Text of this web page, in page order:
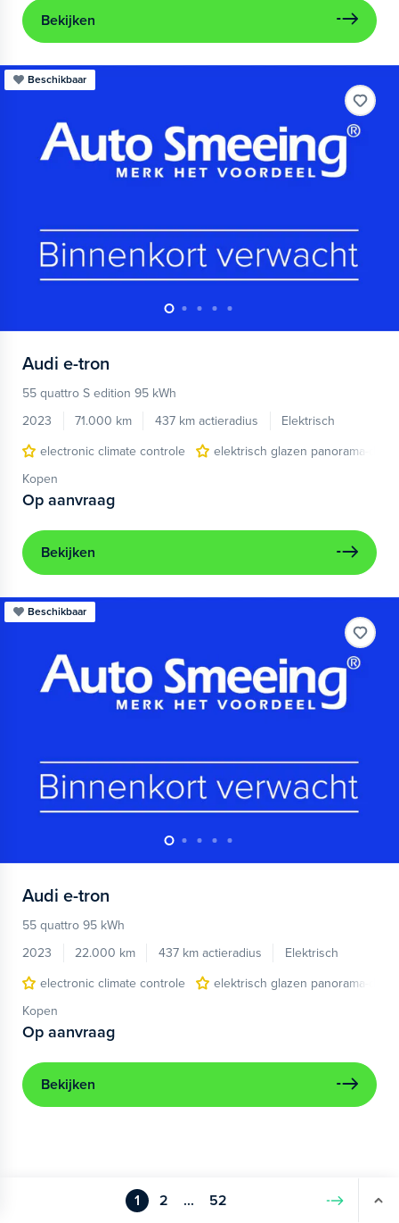
Bekijken
Beschikbaar
Audi e-tron
55 quattro S edition 95 kWh
2023
71.000 km 437 km actieradius
Elektrisch
electronic climate controle
elektrisch glazen panorama-dak
Kopen
Op aanvraag
Bekijken
Beschikbaar
Audi e-tron
55 quattro 95 kWh
2023
22.000 km 437 km actieradius
Elektrisch
electronic climate controle
elektrisch glazen panorama-dak
Kopen
Op aanvraag
Bekijken
1 2 ... 52 Volgende